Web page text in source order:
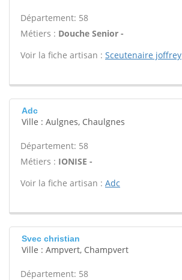
Département: 58
Métiers : Douche Senior -
Voir la fiche artisan : Sceutenaire joffrey
Adc
Ville : Aulgnes, Chaulgnes
Département: 58
Métiers : IONISE -
Voir la fiche artisan : Adc
Svec christian
Ville : Ampvert, Champvert
Département: 58